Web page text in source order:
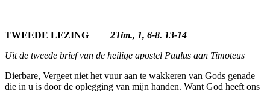
TWEEDE LEZING 2Tim., 1, 6-8. 13-14
Uit de tweede brief van de heilige apostel Paulus aan Timoteus
Dierbare, Vergeet niet het vuur aan te wakkeren van Gods genade
die in u is door de oplegging van mijn handen. Want God heeft ons